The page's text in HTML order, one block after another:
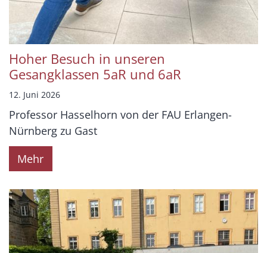
Hoher Besuch in unseren
Gesangklassen 5aR und 6aR
12. Juni 2026
Professor Hasselhorn von der FAU Erlangen-
Nürnberg zu Gast
Mehr